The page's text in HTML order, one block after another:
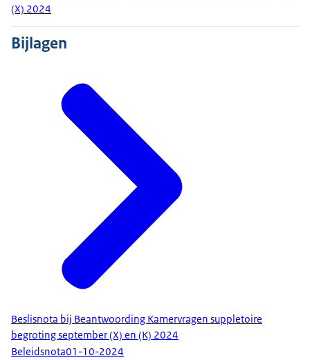
(X) 2024
Bijlagen
Beslisnota bij Beantwoording Kamervragen suppletoire
begroting september (X) en (K) 2024
Beleidsnota01-10-2024